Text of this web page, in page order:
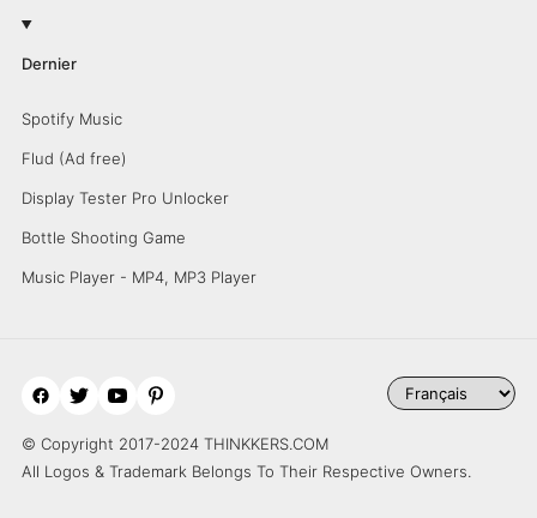
Dernier
Spotify Music
Flud (Ad free)
Display Tester Pro Unlocker
Bottle Shooting Game
Music Player - MP4, MP3 Player
© Copyright 2017-2024 THINKKERS.COM
All Logos & Trademark Belongs To Their Respective Owners.